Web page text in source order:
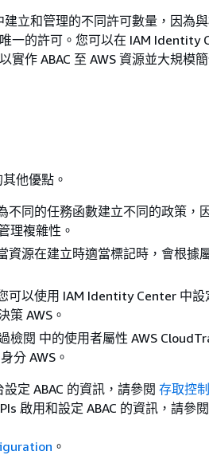
立和管理的不同許可數量，因為
一的許可。您可以在 IAM Identity
作 ABAC 至 AWS 資源並大規模
他優點。
不同的任務函數建立不同的政策，
理複雜性。
資源在建立時適當標記時，會根據
可以使用 IAM Identity Center 中設
策 AWS。
檢閱 中的使用者屬性 AWS
分 AWS。
定 ABAC 的資訊，請參閱 存取控
啟用和設定 ABAC 的資訊，請參
。